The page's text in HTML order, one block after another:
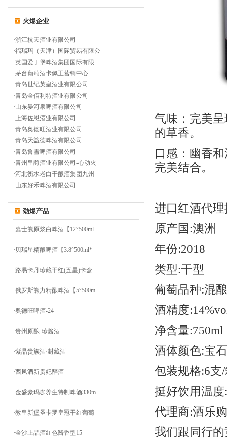
火爆企业
·浙江杭天酒业有限公司
·福瑞玛（天津）国际贸易有限公
·英国爱丁堡啤酒集团国际有限
·茅台葡萄酒卡佩王营销中心
·青岛世纪英皇酒业有限公司
·青岛金佰利特酒业有限公司
·山东晏河泉啤酒有限公司
·上海佐恩酒业有限公司
·青岛奥德旺酒业有限公司
·青岛天益德啤酒有限公司
·青岛鲁雪啤酒有限公司
·青州皇爵酒业有限公司-心动火
·河北衡水老白干酿酒集团九州
·山东好禾啤酒有限公司
劲爆产品
·嘉士熊原浆白啤酒【12°500ml
· 贝瑞星精酿啤酒【3.8°500ml*
·路易卡丹珍藏干红(五星)卡盒
·俄罗斯熊力精酿啤酒【5°500m
·奥德旺啤酒-24
·贵州原酿-珍酱酒
·紫晶贵族酒·封藏酒
·西凤酒新贵妃醉酒
·金盛豪玛咖养生特制啤酒330m
·教皇新堡圣卡罗皇冠干红葡萄
·金沙上品酒红色酱香型15
气味：完美
的草香。
口感：幽香
完美结合。
进口红酒代
原产国:澳洲
年份:2018
类型:干型
葡萄品种:混酿
酒精度
净含量:750ml
酒体颜色:宝
包装规格:6支
挺好饮用温度
代理商:酒乐
我们跟同行